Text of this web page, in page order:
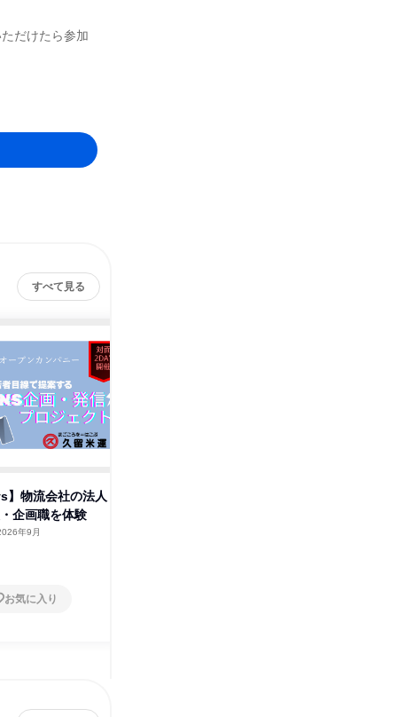
だけたら参加
すべて見る
】物流会社の法人
企画職を体験
年9月
お気に入り